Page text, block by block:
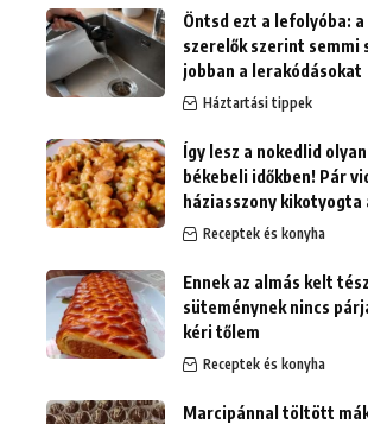
Öntsd ezt a lefolyóba:
szerelők szerint semmi
jobban a lerakódásokat
Háztartási tippek
Így lesz a nokedlid
békebeli időkben! Pár
háziasszony
Receptek és konyha
Ennek az almás kelt
süteménynek nincs
kéri tőlem
Receptek és konyha
Marcipánnal töltött